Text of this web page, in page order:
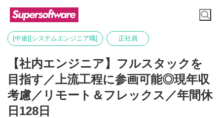
[中途][システムエンジニア職] 正社員
【社内エンジニア】フルスタックを
目指す／上流工程に参画可能◎現年収
考慮／リモート＆フレックス／年間休
日128日